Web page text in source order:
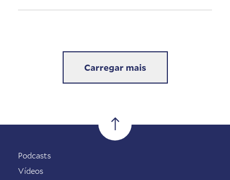
Carregar mais
Podcasts
Vídeos